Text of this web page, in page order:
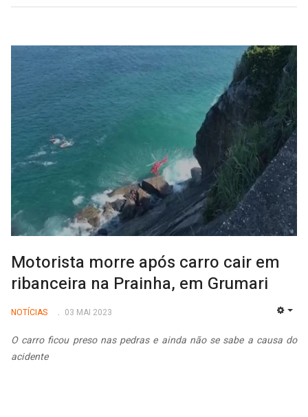
Motorista morre após carro cair em
ribanceira na Prainha, em Grumari
NOTÍCIAS 03 MAI 2023
O carro ficou preso nas pedras e ainda não se sabe a causa do
acidente